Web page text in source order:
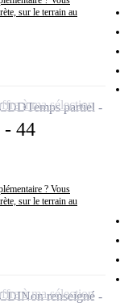
sur le terrain au
- 44
? Vous
sur le terrain au
Temps partiel
à ma sélection
Non renseigné
à ma sélection